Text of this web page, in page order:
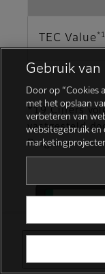
Select Your
TEC Value
*19 Cijfers
vastgesteld
Program.
Gebruik van
Door op “Cookies
met het opslaan
verbeteren van
websitegebruik en